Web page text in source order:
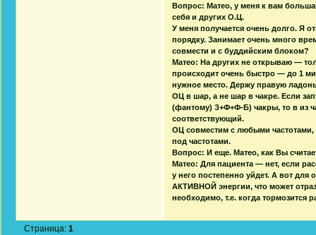
Вопрос: Матео, у меня к вам
себя и других О.Ц.
У меня получается очень долго. Я
порядку. Занимает очень много
совмести и с буддийским блоком?
Матео: На других не открываю —
происходит очень быстро — до 1
нужное место. Держу правую
ОЦ в шар, а не шар в чакре. Если
(фантому) З+Ф+Ф-Б) чакры, то в из
соответствующий.
ОЦ совместим с любыми частотами,
под частотами.
Вопрос: И еще. Матео, как Вы
Матео: Для пациента — нет, если
у него постепенно уйдет. А вот
АКТИВНОЙ энергии, что может
необходимо, т.е. когда тормозится
Страница:1